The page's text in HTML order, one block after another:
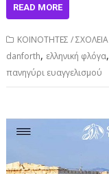
READ MORE
ΚΟΙΝΟΤΗΤΕΣ / ΣΧΟΛΕΙΑ
danforth, ελληνική φλόγα,
πανηγύρι ευαγγελισμού